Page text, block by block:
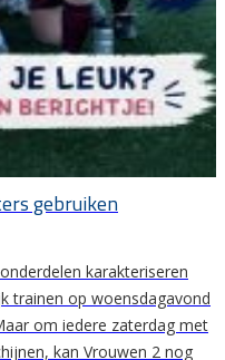
gebruiken
karakteriseren
trainen op woensdagavond
om iedere zaterdag met
kan Vrouwen 2 nog